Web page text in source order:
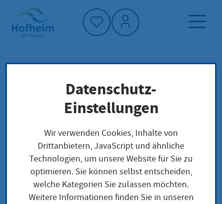
Startseite"
Neuigkeiten und Ausschreibungen
Veranstaltung Detailansicht
Veranstaltung
Detailansicht
Datenschutz-
Einstellungen
Wir verwenden Cookies, Inhalte von
Drittanbietern, JavaScript und ähnliche
Technologien, um unsere Website für Sie zu
optimieren. Sie können selbst entscheiden,
welche Kategorien Sie zulassen möchten.
Weitere Informationen finden Sie in unseren